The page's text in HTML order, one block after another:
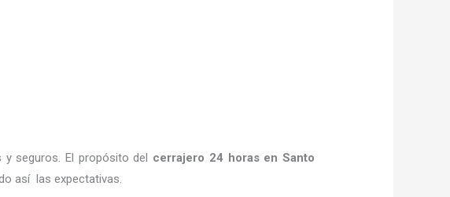
seguros. El propósito del cerrajero 24 horas en Santo
así las expectativas.